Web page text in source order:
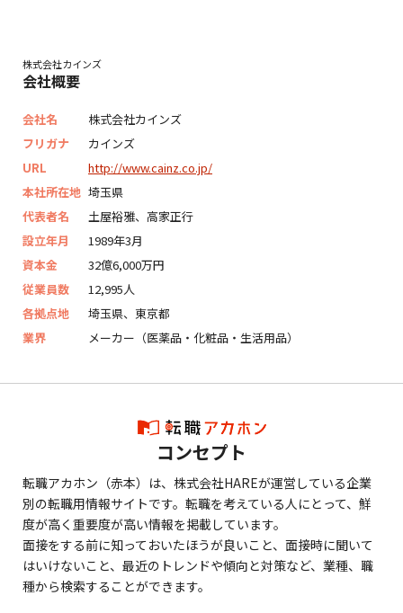
株式会社カインズ
会社概要
会社名
株式会社カインズ
フリガナ
カインズ
URL
http://www.cainz.co.jp/
本社所在地 埼玉県
代表者名
土屋裕雅、高家正行
設立年月
1989年3月
資本金
32億6,000万円
従業員数
12,995人
各拠点地
埼玉県、東京都
業界
メーカー（医薬品・化粧品・生活用品）
コンセプト
転職アカホン（赤本）は、株式会社HAREが運営している企業
別の転職用情報サイトです。転職を考えている人にとって、鮮
度が高く重要度が高い情報を掲載しています。
面接をする前に知っておいたほうが良いこと、面接時に聞いて
はいけないこと、最近のトレンドや傾向と対策など、業種、職
種から検索することができます。